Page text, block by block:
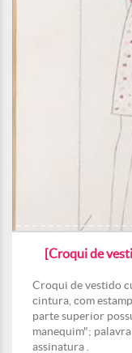
[Croqui de
Croqui de vestido
cintura, com
parte superior
manequim";
assinatura .